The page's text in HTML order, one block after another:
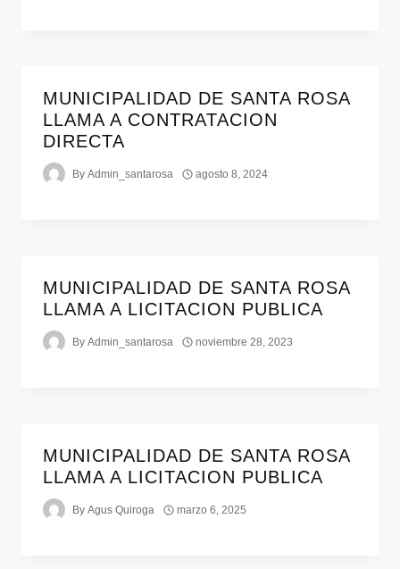
MUNICIPALIDAD DE SANTA ROSA
LLAMA A CONTRATACION
DIRECTA
By Admin_santarosa agosto 8, 2024
MUNICIPALIDAD DE SANTA ROSA
LLAMA A LICITACION PUBLICA
By Admin_santarosa noviembre 28, 2023
MUNICIPALIDAD DE SANTA ROSA
LLAMA A LICITACION PUBLICA
By Agus Quiroga marzo 6, 2025